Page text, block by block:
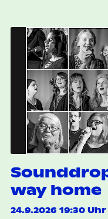
way home
24.9.2026 19:30 Uhr